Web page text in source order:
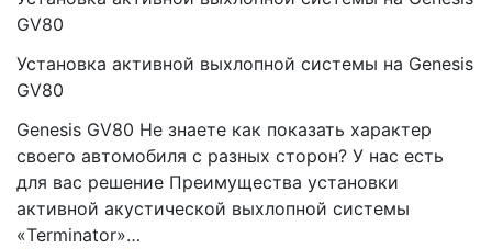
GV80
Установка активной выхлопной системы на Genesis
GV80
Genesis GV80 Не знаете как показать характер
своего автомобиля с разных сторон? У нас есть
для вас решение Преимущества установки
активной акустической выхлопной системы
«Terminator»…